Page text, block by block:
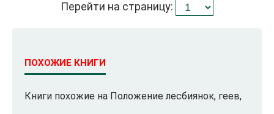
Перейти на страницу:
ПОХОЖИЕ КНИГИ
Книги похожие на Положение лесбиянок, геев,